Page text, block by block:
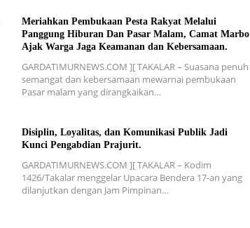
Meriahkan Pembukaan Pesta Rakyat Melalui
Panggung Hiburan Dan Pasar Malam, Camat Marbo
Ajak Warga Jaga Keamanan dan Kebersamaan.
GARDATIMURNEWS.COM ][ TAKALAR – Suasana penuh
semangat dan kebersamaan mewarnai pembukaan
Pasar malam yang dirangkaikan…
Disiplin, Loyalitas, dan Komunikasi Publik Jadi
Kunci Pengabdian Prajurit.
GARDATIMURNEWS.COM ][ TAKALAR – Kodim
1426/Takalar menggelar Upacara Bendera 17-an yang
dilanjutkan dengan Jam Pimpinan…